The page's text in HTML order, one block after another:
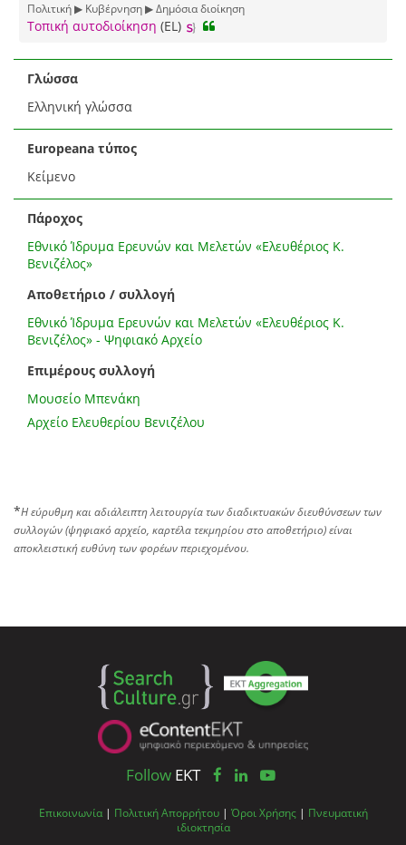
Πολιτική ▶ Κυβέρνηση ▶ Δημόσια διοίκηση
Τοπική αυτοδιοίκηση (EL)
Γλώσσα
Ελληνική γλώσσα
Europeana τύπος
Κείμενο
Πάροχος
Εθνικό Ίδρυμα Ερευνών και Μελετών «Ελευθέριος Κ.
Βενιζέλος»
Αποθετήριο / συλλογή
Εθνικό Ίδρυμα Ερευνών και Μελετών «Ελευθέριος Κ.
Βενιζέλος» - Ψηφιακό Αρχείο
Επιμέρους συλλογή
Μουσείο Μπενάκη
Αρχείο Ελευθερίου Βενιζέλου
*Η εύρυθμη και αδιάλειπτη λειτουργία των διαδικτυακών διευθύνσεων των
συλλογών (ψηφιακό αρχείο, καρτέλα τεκμηρίου στο αποθετήριο) είναι
αποκλειστική ευθύνη των φορέων περιεχομένου.
Follow EKT
Επικοινωνία | Πολιτική Απορρήτου | Όροι Χρήσης | Πνευματική
ιδιοκτησία